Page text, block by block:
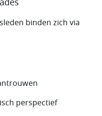
binden zich via
perspectief